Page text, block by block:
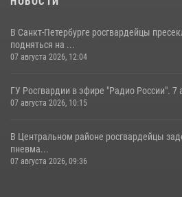
В Санкт-Петербурге росгвардейцы
подняться на ...
07 августа 2026, 12:04
ГУ Росгвардии в эфире "Радио России". 7
07 августа 2026, 10:15
В Центральном районе росгвардейцы
пневма...
07 августа 2026, 09:36